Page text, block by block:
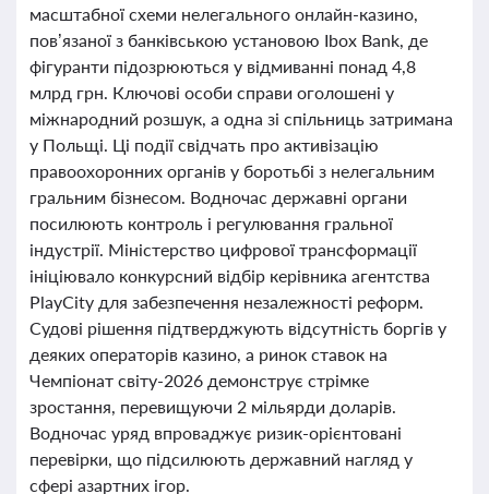
масштабної схеми нелегального онлайн-казино,
пов’язаної з банківською установою Ibox Bank, де
фігуранти підозрюються у відмиванні понад 4,8
млрд грн. Ключові особи справи оголошені у
міжнародний розшук, а одна зі спільниць затримана
у Польщі. Ці події свідчать про активізацію
правоохоронних органів у боротьбі з нелегальним
гральним бізнесом. Водночас державні органи
посилюють контроль і регулювання гральної
індустрії. Міністерство цифрової трансформації
ініціювало конкурсний відбір керівника агентства
PlayCity для забезпечення незалежності реформ.
Судові рішення підтверджують відсутність боргів у
деяких операторів казино, а ринок ставок на
Чемпіонат світу-2026 демонструє стрімке
зростання, перевищуючи 2 мільярди доларів.
Водночас уряд впроваджує ризик-орієнтовані
перевірки, що підсилюють державний нагляд у
сфері азартних ігор.